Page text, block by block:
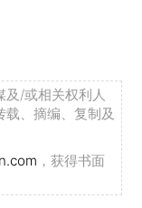
及/或相关权利人
、摘编、复制及
，获得书面